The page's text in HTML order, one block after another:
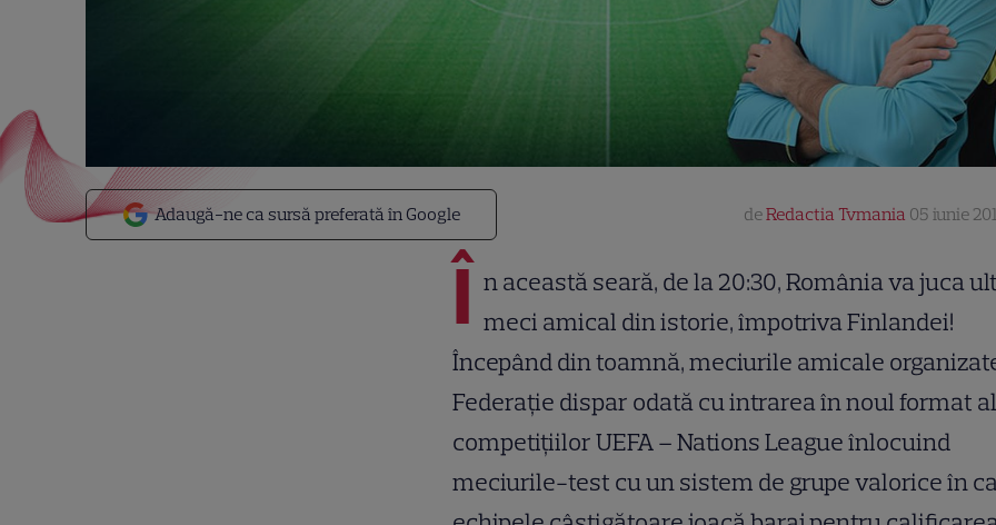
Adaugă-ne ca sursă preferată în Google deRedactia Tvmania 05 iunie
Î n această seară, de la 20:30, România va juca
meci amical din istorie, împotriva Finlandei!
Începând din toamnă, meciurile amicale
Federație dispar odată cu intrarea în noul format al
competițiilor UEFA – Nations League înlocuind
meciurile-test cu un sistem de grupe valorice în